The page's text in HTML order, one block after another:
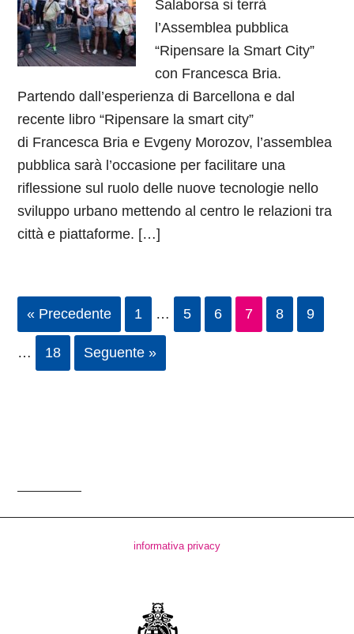
Salaborsa si terrà
l’Assemblea pubblica
“Ripensare la Smart City”
con Francesca Bria.
Partendo dall’esperienza di Barcellona e dal
recente libro “Ripensare la smart city”
di Francesca Bria e Evgeny Morozov, l’assemblea
pubblica sarà l’occasione per facilitare una
riflessione sul ruolo delle nuove tecnologie nello
sviluppo urbano mettendo al centro le relazioni tra
città e piattaforme. […]
« Precedente 1 … 5 6 7 8 9
… 18 Seguente »
informativa privacy